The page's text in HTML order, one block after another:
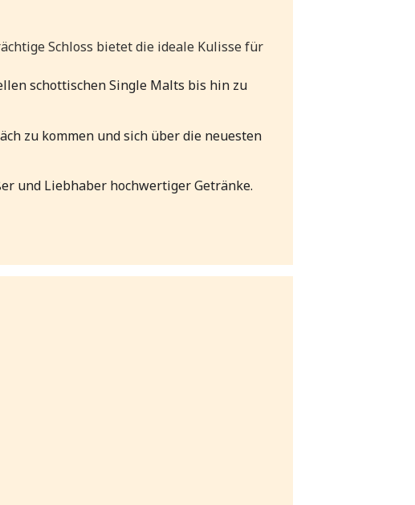
Schloss bietet die ideale Kulisse für
schottischen Single Malts bis hin zu
zu kommen und sich über die neuesten
und Liebhaber hochwertiger Getränke.